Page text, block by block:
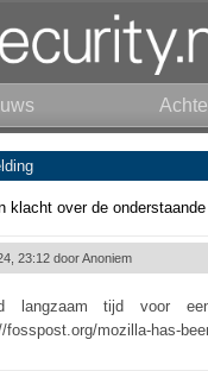
klacht over de
23:12 doorAnoniem
langzaam tijd voor
fosspost.org/mozilla-has-